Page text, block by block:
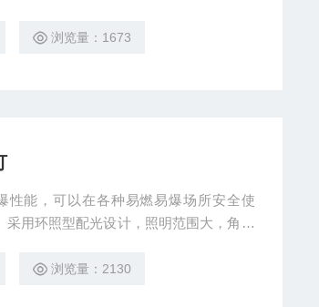
浏览量：1673
性能，可以在各种易燃易爆场所安全使
用环照型配光设计，照明范围大，角度
浏览量：2130